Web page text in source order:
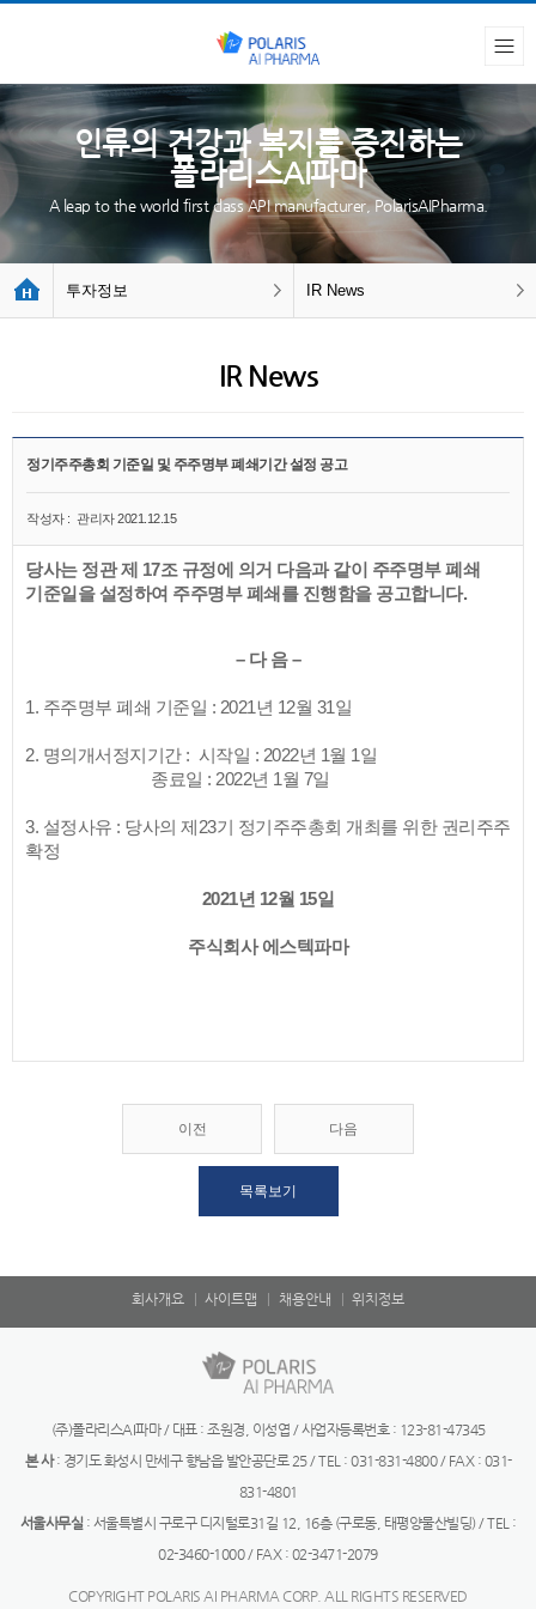
인류의 건강과 복지를 증진하는
폴라리스AI파마
A leap to the world first class API manufacturer, PolarisAIPharma.
투자정보 IR News
IR News
정기주주총회 기준일 및 주주명부 폐쇄기간 설정 공고
작성자 : 관리자 2021.12.15
당사는 정관 제 17조 규정에 의거 다음과 같이 주주명부 폐쇄
기준일을 설정하여 주주명부 폐쇄를 진행함을 공고합니다.
– 다 음 –
1. 주주명부 폐쇄 기준일 : 2021년 12월 31일
2. 명의개서정지기간 : 시작일 : 2022년 1월 1일
종료일 : 2022년 1월 7일
3. 설정사유 : 당사의 제23기 정기주주총회 개최를 위한 권리주주
확정
2021년 12월 15일
주식회사 에스텍파마
이전 다음
목록보기
회사개요 사이트맵 채용안내 위치정보
(주)폴라리스AI파마 / 대표 : 조원경, 이성엽 / 사업자등록번호 : 123-81-47345
본 사: 경기도 화성시 만세구 향남읍 발안공단로 25 / TEL : 031-831-4800 / FAX : 031-
831-4801
서울사무실 : 서울특별시 구로구 디지털로31길 12, 16층 (구로동, 태평양물산빌딩) / TEL :
02-3460-1000 / FAX : 02-3471-2079
COPYRIGHT POLARIS AI PHARMA CORP. ALL RIGHTS RESERVED